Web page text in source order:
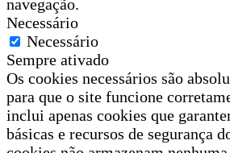
navegação.
Necessário
Necessário
Sempre ativado
Os cookies necessários são
para que o site funcione
inclui apenas cookies que
básicas e recursos de segurança